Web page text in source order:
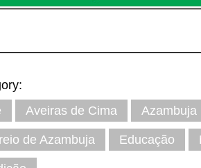
DE
O jornal da nossa
Aveiras de Cima Azambuja
de Azambuja Educação